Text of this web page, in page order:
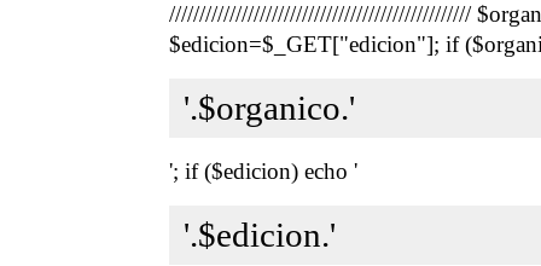
//////////////////////////////////////////////////
$edicion=$_GET["edicion"]; if
'.$organico.'
'; if ($edicion) echo '
'.$edicion.'